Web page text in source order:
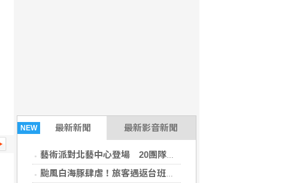
NEW 最新新聞 最新影音新聞
藝術派對北藝中心登場 20團隊表演預熱台北藝穗節
颱風白海豚肆虐！旅客遇返台班機取消 達人勸「這件事要先做」